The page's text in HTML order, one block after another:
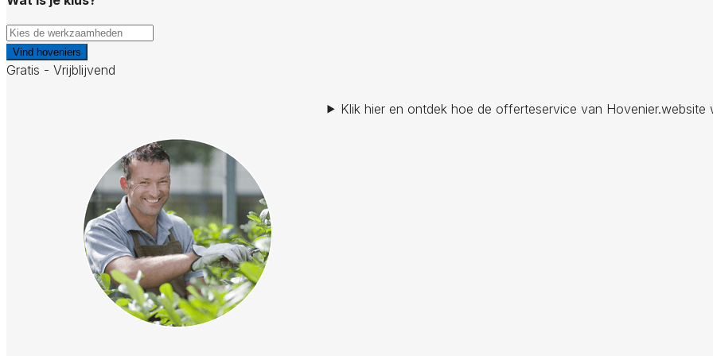
Vind hoveniers
Gratis - Vrijblijvend
Klik hier en ontdek hoe de offerteservice van Hovenier.website